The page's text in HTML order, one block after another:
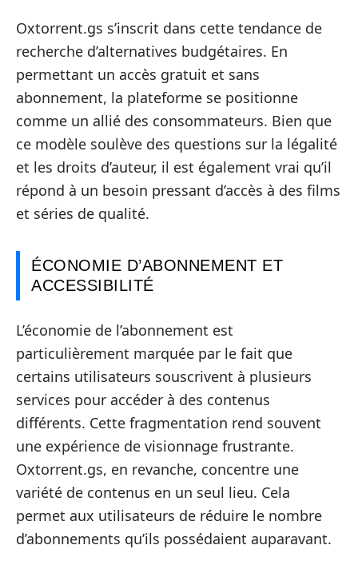
Oxtorrent.gs s’inscrit dans cette tendance de
recherche d’alternatives budgétaires. En
permettant un accès gratuit et sans
abonnement, la plateforme se positionne
comme un allié des consommateurs. Bien que
ce modèle soulève des questions sur la légalité
et les droits d’auteur, il est également vrai qu’il
répond à un besoin pressant d’accès à des films
et séries de qualité.
ÉCONOMIE D’ABONNEMENT ET
ACCESSIBILITÉ
L’économie de l’abonnement est
particulièrement marquée par le fait que
certains utilisateurs souscrivent à plusieurs
services pour accéder à des contenus
différents. Cette fragmentation rend souvent
une expérience de visionnage frustrante.
Oxtorrent.gs, en revanche, concentre une
variété de contenus en un seul lieu. Cela
permet aux utilisateurs de réduire le nombre
d’abonnements qu’ils possédaient auparavant.